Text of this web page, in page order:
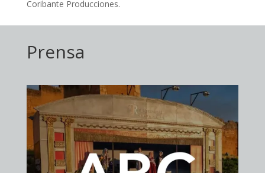
Coribante Producciones.
Prensa